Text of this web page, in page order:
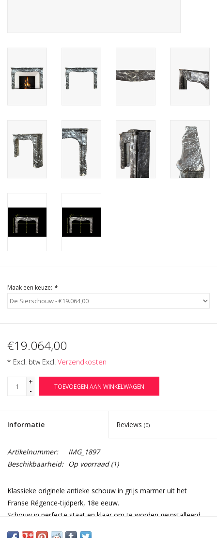
Login
Maak een keuze: *
€19.064,00
* Excl. btw Excl. Verzendkosten
+
-
TOEVOEGEN AAN WINKELWAGEN
Informatie Reviews (0)
Artikelnummer:
IMG_1897
Beschikbaarheid: Op voorraad(1)
Klassieke originele antieke schouw in grijs marmer uit het
Franse Régence-tijdperk, 18e eeuw.
Schouw in perfecte staat en klaar om te worden geïnstalleerd.